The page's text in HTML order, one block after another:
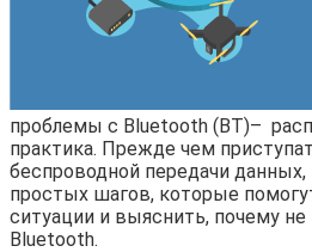
проблемы с Bluetooth (BT)–
практика. Прежде чем
беспроводной передачи
простых шагов, которые
ситуации и выяснить, почему не
Bluetooth.